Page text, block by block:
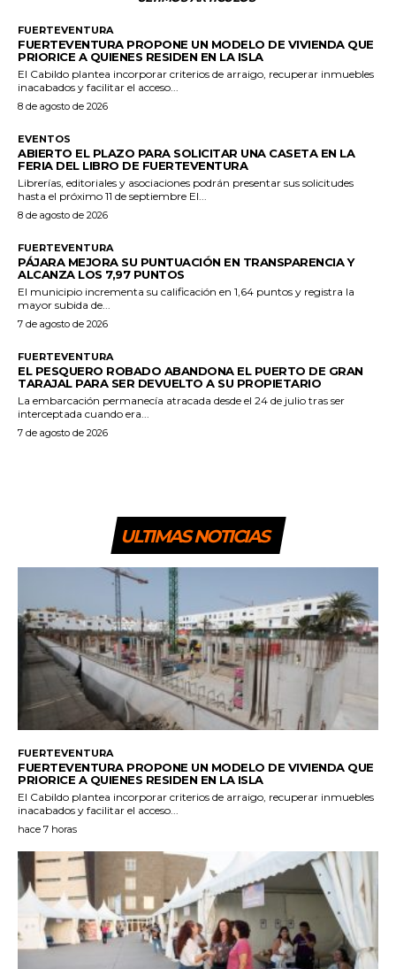
FUERTEVENTURA
FUERTEVENTURA PROPONE UN MODELO DE VIVIENDA QUE
PRIORICE A QUIENES RESIDEN EN LA ISLA
El Cabildo plantea incorporar criterios de arraigo, recuperar inmuebles
inacabados y facilitar el acceso...
8 de agosto de 2026
EVENTOS
ABIERTO EL PLAZO PARA SOLICITAR UNA CASETA EN LA
FERIA DEL LIBRO DE FUERTEVENTURA
Librerías, editoriales y asociaciones podrán presentar sus solicitudes
hasta el próximo 11 de septiembre El...
8 de agosto de 2026
FUERTEVENTURA
PÁJARA MEJORA SU PUNTUACIÓN EN TRANSPARENCIA Y
ALCANZA LOS 7,97 PUNTOS
El municipio incrementa su calificación en 1,64 puntos y registra la
mayor subida de...
7 de agosto de 2026
FUERTEVENTURA
EL PESQUERO ROBADO ABANDONA EL PUERTO DE GRAN
TARAJAL PARA SER DEVUELTO A SU PROPIETARIO
La embarcación permanecía atracada desde el 24 de julio tras ser
interceptada cuando era...
7 de agosto de 2026
ULTIMAS NOTICIAS
FUERTEVENTURA
FUERTEVENTURA PROPONE UN MODELO DE VIVIENDA QUE
PRIORICE A QUIENES RESIDEN EN LA ISLA
El Cabildo plantea incorporar criterios de arraigo, recuperar inmuebles
inacabados y facilitar el acceso...
hace 7 horas